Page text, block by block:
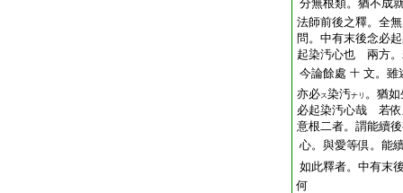
分無根類。猶不成
法師前後之釋。全
問。中有末後念必
起染汚心也 兩方。
今論餘處 十 文。雖
亦必ス染汚ナリ 。猶
必起染汚心哉 若依
意根二者。謂能續
心。與愛等倶。能
如此釋者。中有末
何